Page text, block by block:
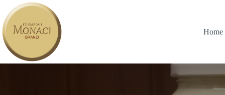
contenuto
Home